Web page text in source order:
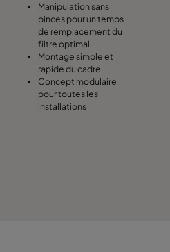
Manipulation sans
pinces pour un temps
de remplacement du
filtre optimal
Montage simple et
rapide du cadre
Concept modulaire
pour toutes les
installations